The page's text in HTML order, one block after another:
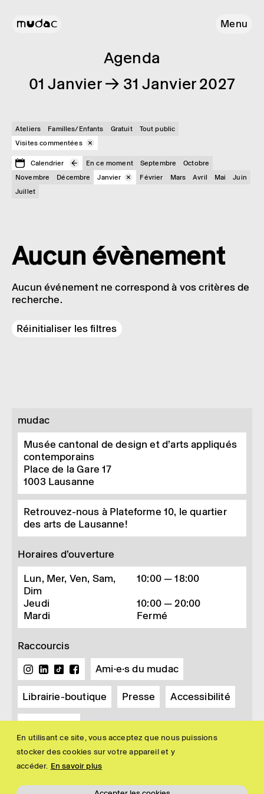
En utilisant ce site, vous acceptez que nous puissions
stocker des cookies sur votre appareil et y
accéder. En savoir plus
Menu
Agenda
01 Janvier → 31 Janvier 2027
Ateliers Familles/Enfants Gratuit
Tout public
Visites commentées
Calendrier En ce moment Septembre
Octobre
Novembre
Décembre Janvier Février Mars Avril Mai
Juin
Juillet
Aucun évènement
Aucun événement ne correspond à vos critères de
recherche.
Réinitialiser les filtres
mudac
Musée cantonal de design et d’arts appliqués
contemporains
Place de la Gare 17
1003 Lausanne
Retrouvez-nous à Plateforme 10, le quartier
des arts de Lausanne!
Horaires d’ouverture
Lun, Mer, Ven, Sam,
Dim
10:00 — 18:00
Jeudi
10:00 — 20:00
Mardi
Fermé
Raccourcis
Ami·e·s du mudac
Librairie-boutique Presse Accessibilité
Newsletter